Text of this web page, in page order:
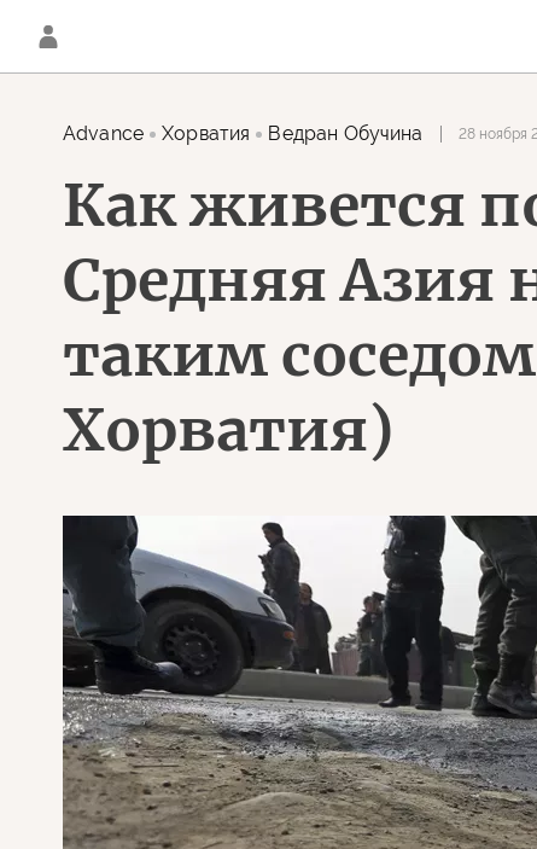
Advance Хорватия Ведран Обучина 28 ноября
Как живется
Средняя Азия
таким
Хорватия)